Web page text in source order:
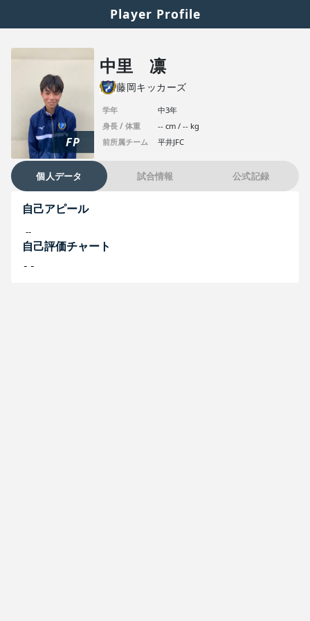
Player Profile
FP
中里 凛
藤岡キッカーズ
学年
中3年
身長 / 体重
-- cm / -- kg
前所属チーム
平井JFC
個人データ 試合情報 公式記録
自己アピール
--
自己評価チャート
--